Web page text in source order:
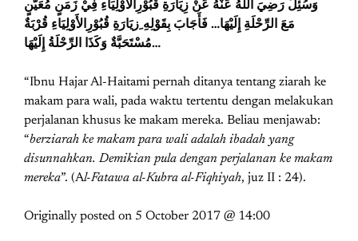
وَسُئِلَ رَضِيَ اللهُ عَنْهُ عَنْ زِيَارَةِ قُبُوْرِالأَوْلِيَآءِ فِيْ زَمَنٍ مُعَيَّنٍ
مَعَ الرِّحْلَةِ إِلَيْهَا… فَأَجَابَ بِقَوْلِهِ ِزيَارَةِ قُبُوْرِالأَوْلِيَاءِ قُرْبَةٌ
مُسْتَحَبَّةٌ وَكَذَا الرِّحْلَةُ إِلَيْهَا…
“Ibnu Hajar Al-Haitami pernah ditanya tentang ziarah ke
makam para wali, pada waktu tertentu dengan melakukan
perjalanan khusus ke makam mereka. Beliau menjawab:
“berziarah ke makam para wali adalah ibadah yang
disunnahkan. Demikian pula dengan perjalanan ke makam
mereka”. (Al-Fatawa al-Kubra al-Fiqhiyah, juz II : 24).
Originally posted on 5 October 2017 @ 14:00